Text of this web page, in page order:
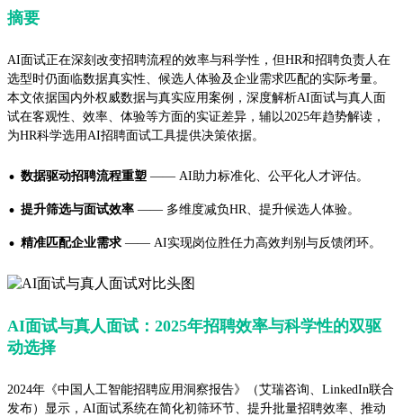
摘要
AI面试正在深刻改变招聘流程的效率与科学性，但HR和招聘负责人在
选型时仍面临数据真实性、候选人体验及企业需求匹配的实际考量。
本文依据国内外权威数据与真实应用案例，深度解析AI面试与真人面
试在客观性、效率、体验等方面的实证差异，辅以2025年趋势解读，
为HR科学选用AI招聘面试工具提供决策依据。
· 数据驱动招聘流程重塑 —— AI助力标准化、公平化人才评估。
· 提升筛选与面试效率 —— 多维度减负HR、提升候选人体验。
· 精准匹配企业需求 —— AI实现岗位胜任力高效判别与反馈闭环。
AI面试与真人面试：2025年招聘效率与科学性的双驱
动选择
2024年《中国人工智能招聘应用洞察报告》（艾瑞咨询、LinkedIn联合
发布）显示，AI面试系统在简化初筛环节、提升批量招聘效率、推动